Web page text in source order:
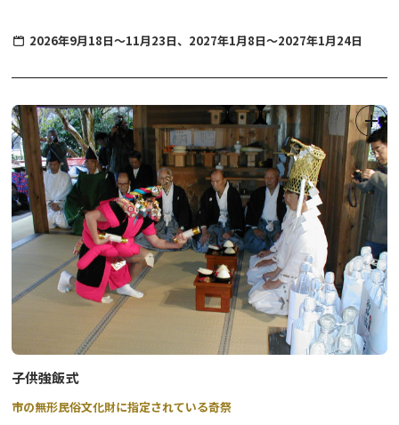
【湯西川河川会場（湯平橋~湯前橋の間）】
点灯時間／17:00～21:00
河川上に竹鞠が装飾されます。川の流れに癒やされながら灯りをお
楽しみいただけます。
【平家の里会場】
開催期間／2027年1月8日(金)～1月24日(日)金土日のみ開催
点灯時間／17:00～21:00
料金／１日利用券（9:00～21:00）：大人700円 小・中学生250円
（当日、再入場可能）
※ナイトチケットはございません
※1月29日からは、かまくら祭と同時開催しております。
2026年9月18日〜11月23日、2027年1月8日～2027年1月24日
子供強飯式
市の無形民俗文化財に指定されている奇祭